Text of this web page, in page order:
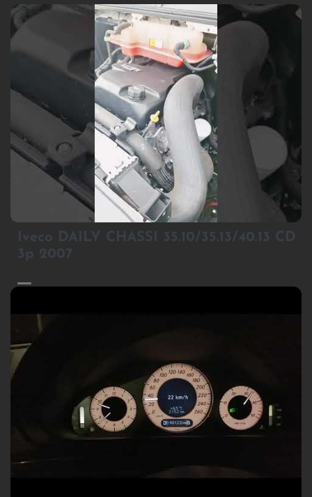
1
Iveco DAILY CHASSI 35.10/35.13/40.13 CD
3p 2007